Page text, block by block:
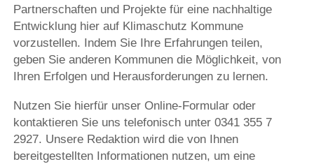
Partnerschaften und Projekte für eine nachhaltige
Entwicklung hier auf Klimaschutz Kommune
vorzustellen. Indem Sie Ihre Erfahrungen teilen,
geben Sie anderen Kommunen die Möglichkeit, von
Ihren Erfolgen und Herausforderungen zu lernen.
Nutzen Sie hierfür unser Online-Formular oder
kontaktieren Sie uns telefonisch unter 0341 355 7
2927. Unsere Redaktion wird die von Ihnen
bereitgestellten Informationen nutzen, um eine